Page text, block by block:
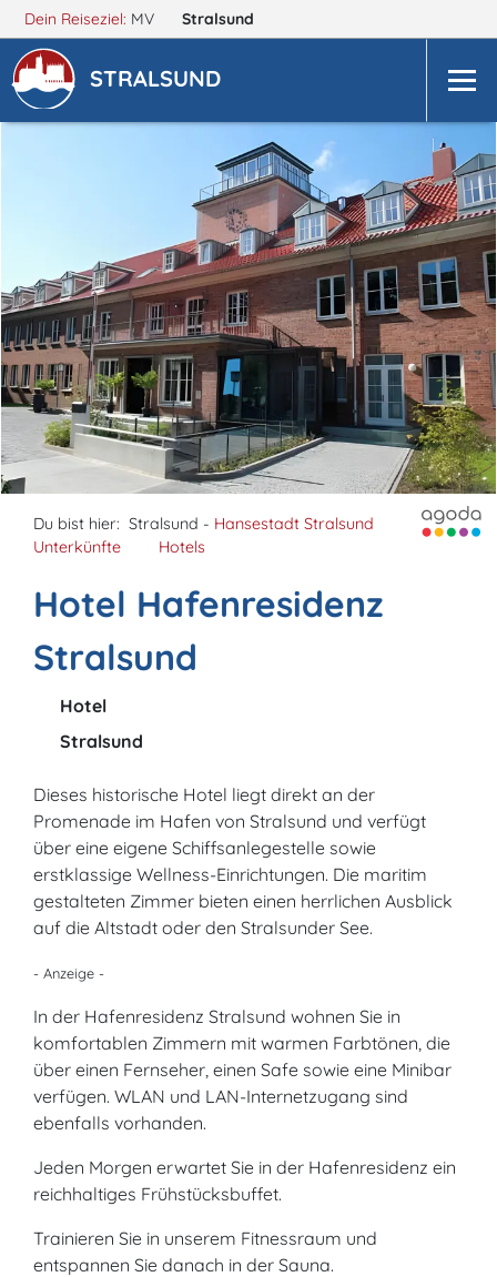
Dein Reiseziel: MV Stralsund
STRALSUND
Du bist hier: Stralsund - Hansestadt Stralsund
Unterkünfte
Hotels
Hotel Hafenresidenz
Stralsund
Hotel
Stralsund
Dieses historische Hotel liegt direkt an der
Promenade im Hafen von Stralsund und verfügt
über eine eigene Schiffsanlegestelle sowie
erstklassige Wellness-Einrichtungen. Die maritim
gestalteten Zimmer bieten einen herrlichen Ausblick
auf die Altstadt oder den Stralsunder See.
- Anzeige -
In der Hafenresidenz Stralsund wohnen Sie in
komfortablen Zimmern mit warmen Farbtönen, die
über einen Fernseher, einen Safe sowie eine Minibar
verfügen. WLAN und LAN-Internetzugang sind
ebenfalls vorhanden.
Jeden Morgen erwartet Sie in der Hafenresidenz ein
reichhaltiges Frühstücksbuffet.
Trainieren Sie in unserem Fitnessraum und
entspannen Sie danach in der Sauna.